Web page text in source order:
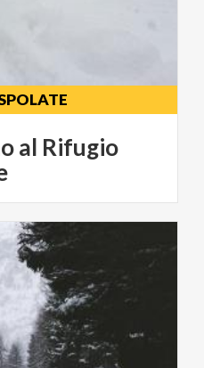
al Rifugio